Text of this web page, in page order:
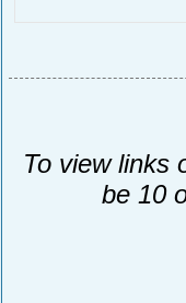
To view links
be 10